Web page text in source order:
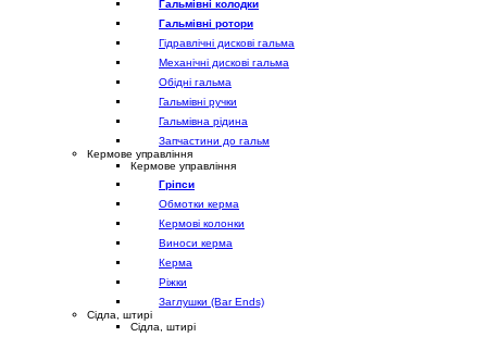
Гальмівні колодки
Гальмівні ротори
Гідравлічні дискові гальма
Механічні дискові гальма
Обідні гальма
Гальмівні ручки
Гальмівна рідина
Запчастини до гальм
Кермове управління
Кермове управління
Гріпси
Обмотки керма
Кермові колонки
Виноси керма
Керма
Ріжки
Заглушки (Bar Ends)
Сідла, штирі
Сідла, штирі